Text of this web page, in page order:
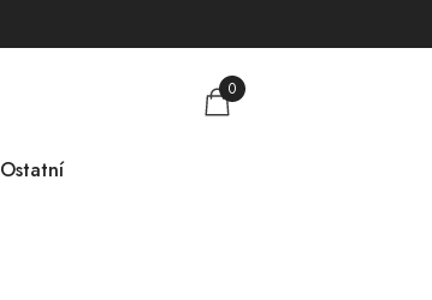
0
Ostatní